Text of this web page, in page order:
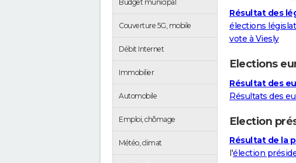
Budget municipal
Couverture 5G, mobile
Débit Internet
Immobilier
Automobile
Emploi, chômage
Météo, climat
Résultat des
élections
vote à Viesly
Elections
Résultat des
Résultats des
Election
Résultat de la
l'élection